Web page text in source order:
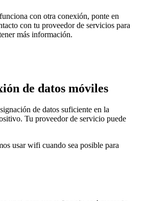
con otra conexión, ponte en
con tu proveedor de servicios para
más información.
de datos móviles
de datos suficiente en la
Tu proveedor de servicio puede
usar wifi cuando sea posible para